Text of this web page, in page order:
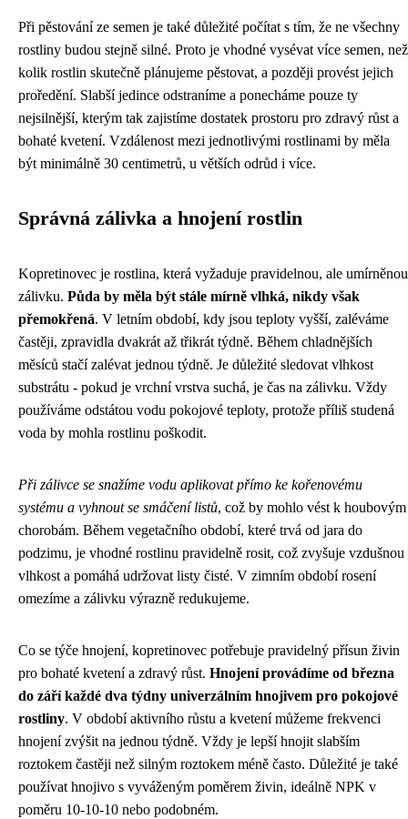
Při pěstování ze semen je také důležité počítat s tím, že ne všechny
rostliny budou stejně silné. Proto je vhodné vysévat více semen, než
kolik rostlin skutečně plánujeme pěstovat, a později provést jejich
proředění. Slabší jedince odstraníme a ponecháme pouze ty
nejsilnější, kterým tak zajistíme dostatek prostoru pro zdravý růst a
bohaté kvetení. Vzdálenost mezi jednotlivými rostlinami by měla
být minimálně 30 centimetrů, u větších odrůd i více.
Správná zálivka a hnojení rostlin
Kopretinovec je rostlina, která vyžaduje pravidelnou, ale umírněnou
zálivku. Půda by měla být stále mírně vlhká, nikdy však
přemokřená. V letním období, kdy jsou teploty vyšší, zaléváme
častěji, zpravidla dvakrát až třikrát týdně. Během chladnějších
měsíců stačí zalévat jednou týdně. Je důležité sledovat vlhkost
substrátu - pokud je vrchní vrstva suchá, je čas na zálivku. Vždy
používáme odstátou vodu pokojové teploty, protože příliš studená
voda by mohla rostlinu poškodit.
Při zálivce se snažíme vodu aplikovat přímo ke kořenovému
systému a vyhnout se smáčení listů, což by mohlo vést k houbovým
chorobám. Během vegetačního období, které trvá od jara do
podzimu, je vhodné rostlinu pravidelně rosit, což zvyšuje vzdušnou
vlhkost a pomáhá udržovat listy čisté. V zimním období rosení
omezíme a zálivku výrazně redukujeme.
Co se týče hnojení, kopretinovec potřebuje pravidelný přísun živin
pro bohaté kvetení a zdravý růst. Hnojení provádíme od března
do září každé dva týdny univerzálním hnojivem pro pokojové
rostliny. V období aktivního růstu a kvetení můžeme frekvenci
hnojení zvýšit na jednou týdně. Vždy je lepší hnojit slabším
roztokem častěji než silným roztokem méně často. Důležité je také
používat hnojivo s vyváženým poměrem živin, ideálně NPK v
poměru 10-10-10 nebo podobném.